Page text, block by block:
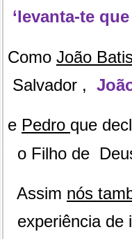
‘levanta-te
Como João
Salvador ,
e Pedro que
o Filho de
Assim nós
experiência de